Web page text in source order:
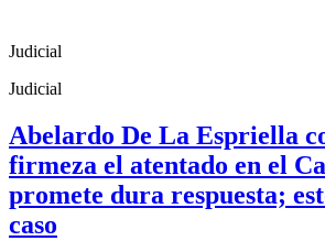
Judicial
Judicial
Abelardo De La Espriella
firmeza el atentado en el
promete dura respuesta;
caso